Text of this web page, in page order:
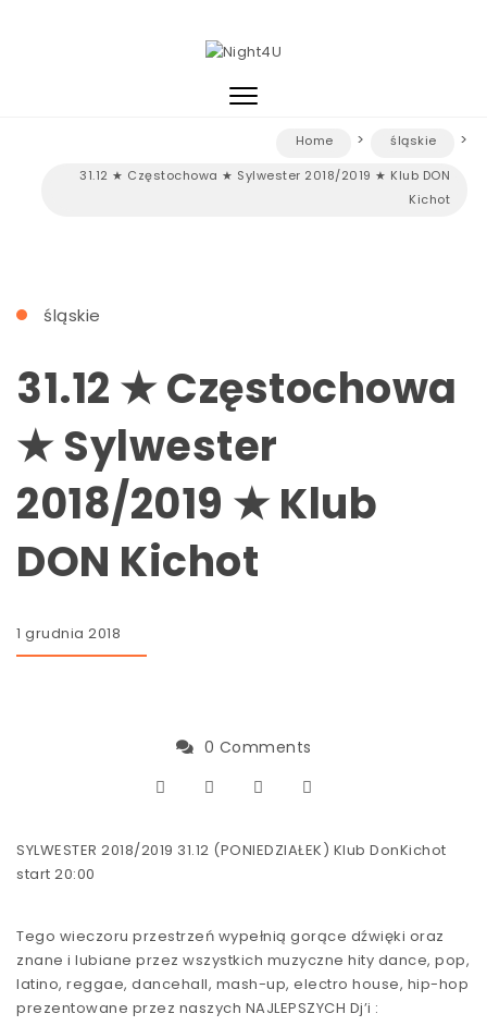
Toggle
Home
śląskie
31.12 ★ Częstochowa ★ Sylwester 2018/2019 ★ Klub DON
Kichot
śląskie
31.12 ★ Częstochowa
★ Sylwester
2018/2019 ★ Klub
DON Kichot
1 grudnia 2018
0 Comments
SYLWESTER 2018/2019 31.12 (PONIEDZIAŁEK) Klub DonKichot
start 20:00
Tego wieczoru przestrzeń wypełnią gorące dźwięki oraz
znane i lubiane przez wszystkich muzyczne hity dance, pop,
latino, reggae, dancehall, mash-up, electro house, hip-hop
prezentowane przez naszych NAJLEPSZYCH Dj’i :